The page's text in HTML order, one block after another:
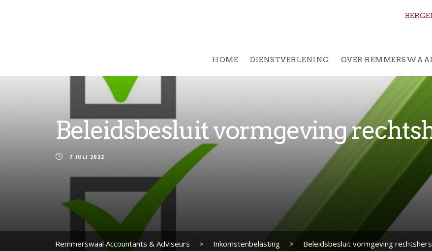
HOME DIENSTVERLENING OVER
Beleidsbesluit vormgeving
7 JULI 2022
Remmerswaal Accountants & Adviseurs > Inkomstenbelasting > Beleidsbesluit vormgeving